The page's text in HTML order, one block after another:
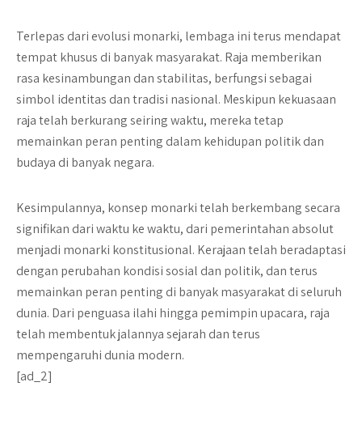
Terlepas dari evolusi monarki, lembaga ini terus mendapat
tempat khusus di banyak masyarakat. Raja memberikan
rasa kesinambungan dan stabilitas, berfungsi sebagai
simbol identitas dan tradisi nasional. Meskipun kekuasaan
raja telah berkurang seiring waktu, mereka tetap
memainkan peran penting dalam kehidupan politik dan
budaya di banyak negara.
Kesimpulannya, konsep monarki telah berkembang secara
signifikan dari waktu ke waktu, dari pemerintahan absolut
menjadi monarki konstitusional. Kerajaan telah beradaptasi
dengan perubahan kondisi sosial dan politik, dan terus
memainkan peran penting di banyak masyarakat di seluruh
dunia. Dari penguasa ilahi hingga pemimpin upacara, raja
telah membentuk jalannya sejarah dan terus
mempengaruhi dunia modern.
[ad_2]